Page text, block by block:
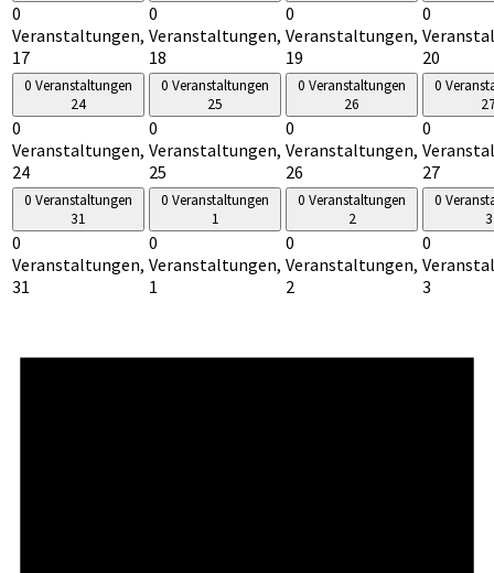
0
Veranstaltungen,
17
0
Veranstaltungen,
18
0
Veranstaltungen,
19
0
20
0 Veranstaltungen
24
0
Veranstaltungen,
24
0 Veranstaltungen
25
0
Veranstaltungen,
25
0 Veranstaltungen
26
0
Veranstaltungen,
26
0
0
27
0 Veranstaltungen
31
0
Veranstaltungen,
31
0 Veranstaltungen
1
0
Veranstaltungen,
1
0 Veranstaltungen
2
0
Veranstaltungen,
2
0
3
0
3